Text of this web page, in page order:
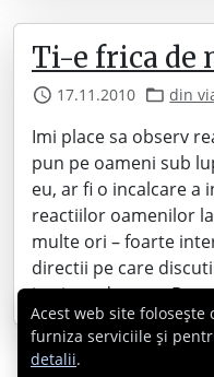
Ti-e frica de
17.11.2010 din
Imi place sa observ
pun pe oameni sub
eu, ar fi o incalcare a
reactiilor oamenilor
multe ori – foarte
directii pe care
iau intotdeauna. De
Acest web site folosește
furniza serviciile și
detalii.